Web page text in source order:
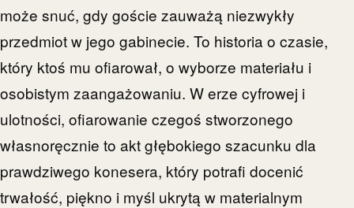
może snuć, gdy goście zauważą niezwykły
przedmiot w jego gabinecie. To historia o czasie,
który ktoś mu ofiarował, o wyborze materiału i
osobistym zaangażowaniu. W erze cyfrowej i
ulotności, ofiarowanie czegoś stworzonego
własnoręcznie to akt głębokiego szacunku dla
prawdziwego konesera, który potrafi docenić
trwałość, piękno i myśl ukrytą w materialnym